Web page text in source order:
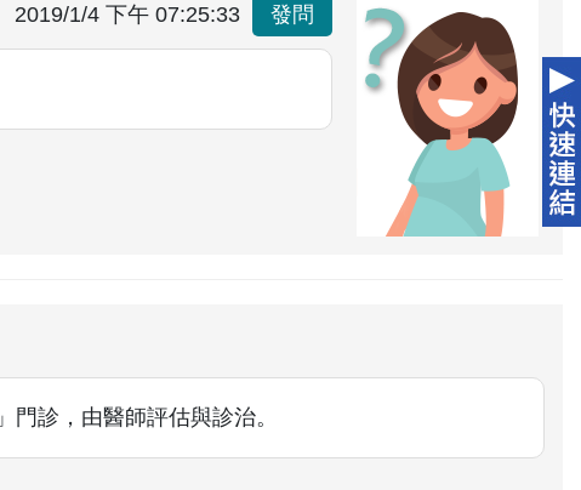
發問
2019/1/4 下午 07:25:33
診，由醫師評估與診治。